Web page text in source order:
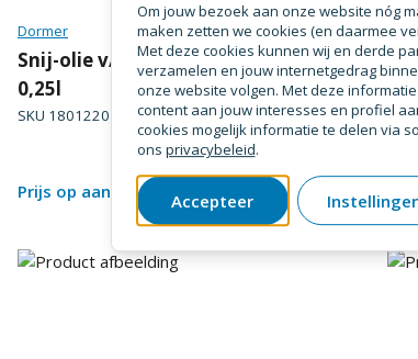
Dormer
Snij-olie v/staal skf no 1 blauw
0,25l
SKU 1801220 Verpakt perfles
Prijs op aanvraag
Carat
SKU
Om jouw bezoek aan onze website nóg
maken zetten we cookies (en daarmee
Met deze cookies kunnen wij en derde
verzamelen en jouw internetgedrag
onze website volgen. Met deze
content aan jouw interesses en profiel
cookies mogelijk informatie te delen via
ons privacybeleid.
Accepteer